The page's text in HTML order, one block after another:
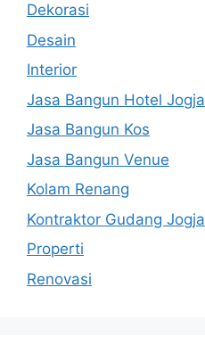
Dekorasi
Desain
Interior
Jasa Bangun Hotel Jogja
Jasa Bangun Kos
Jasa Bangun Venue
Kolam Renang
Kontraktor Gudang Jogja
Properti
Renovasi